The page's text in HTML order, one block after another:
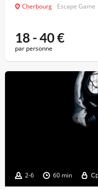
Cherbourg Escape Game
18 - 40€
par personne
2-6 60 min